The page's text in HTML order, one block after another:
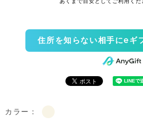
住所を知らない相手にeギ
カラー：